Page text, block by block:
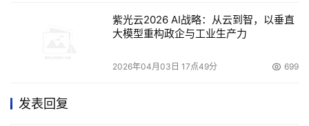
紫光云2026 AI战略：从云到智，以垂直
大模型重构政企与工业生产力
2026年04月03日 17点49分 699
发表回复